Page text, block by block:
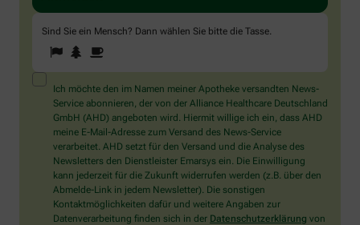
Sind Sie ein Mensch? Dann wählen Sie bitte die Tasse.
Sind
Sie
ein
Mensch?
Dann
wählen
Sie
bitte
die
Tasse.
1 2
Ich möchte den im Namen meiner Apotheke versandten News-
Service abonnieren, der von der Alliance Healthcare Deutschland
GmbH (AHD) angeboten wird. Hiermit willige ich ein, dass AHD
meine E-Mail-Adresse zum Versand des News-Service
verarbeitet. AHD setzt für den Versand und die Analyse des
Newsletters den Dienstleister Emarsys ein. Die Einwilligung
kann jederzeit für die Zukunft widerrufen werden (z.B. über den
Abmelde-Link in jedem Newsletter). Die sonstigen
Kontaktmöglichkeiten dafür und weitere Angaben zur
Datenverarbeitung finden sich in der Datenschutzerklärung von